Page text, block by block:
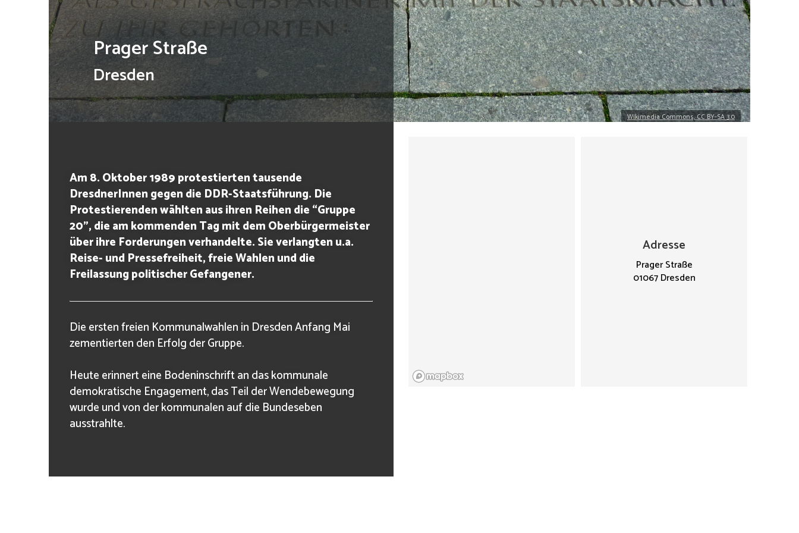
Wikimedia Commons, CC BY-SA 3.0
Prager Straße
Dresden
Am 8. Oktober 1989 protestierten tausende
DresdnerInnen gegen die DDR-Staatsführung. Die
Protestierenden wählten aus ihren Reihen die “Gruppe
20”, die am kommenden Tag mit dem Oberbürgermeister
über ihre Forderungen verhandelte. Sie verlangten u.a.
Reise- und Pressefreiheit, freie Wahlen und die
Freilassung politischer Gefangener.
Die ersten freien Kommunalwahlen in Dresden Anfang Mai
zementierten den Erfolg der Gruppe.
Heute erinnert eine Bodeninschrift an das kommunale
demokratische Engagement, das Teil der Wendebewegung
wurde und von der kommunalen auf die Bundeseben
ausstrahlte.
Adresse
Prager Straße
01067 Dresden